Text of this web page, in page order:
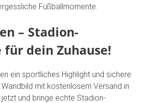
Fußballmomente.
– Stadion-
dein Zuhause!
ein sportliches Highlight und sichere
mit kostenlosem Versand in
und bringe echte Stadion-